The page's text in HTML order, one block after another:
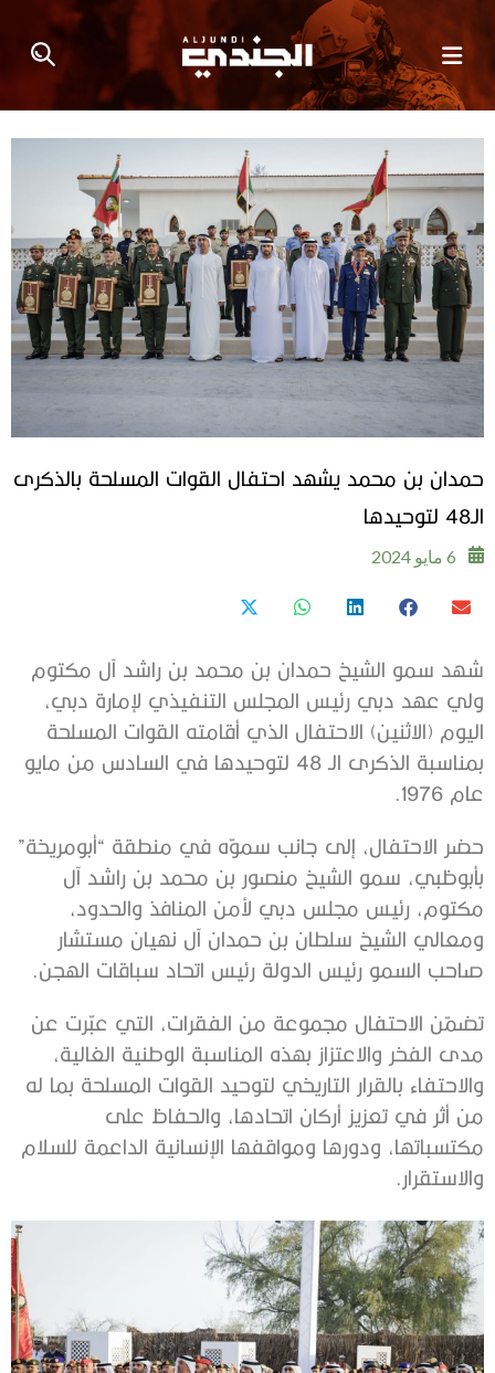
حمدان بن محمد يشهد احتفال القوات المسلحة بالذكرى
الـ48 لتوحيدها
6 مايو 2024
شهد سمو الشيخ حمدان بن محمد بن راشد آل مكتوم
ولي عهد دبي رئيس المجلس التنفيذي لإمارة دبي،
اليوم (الاثنين) الاحتفال الذي أقامته القوات المسلحة
بمناسبة الذكرى الـ 48 لتوحيدها في السادس من مايو
عام 1976.
حضر الاحتفال، إلى جانب سموّه في منطقة “أبومريخة”
بأبوظبي، سمو الشيخ منصور بن محمد بن راشد آل
مكتوم، رئيس مجلس دبي لأمن المنافذ والحدود،
ومعالي الشيخ سلطان بن حمدان آل نهيان مستشار
صاحب السمو رئيس الدولة رئيس اتحاد سباقات الهجن.
تضمّن الاحتفال مجموعة من الفقرات، التي عبّرت عن
مدى الفخر والاعتزاز بهذه المناسبة الوطنية الغالية،
والاحتفاء بالقرار التاريخي لتوحيد القوات المسلحة بما له
من أثر في تعزيز أركان اتحادها، والحفاظ على
مكتسباتها، ودورها ومواقفها الإنسانية الداعمة للسلام
والاستقرار.